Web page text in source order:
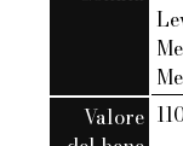
Valore